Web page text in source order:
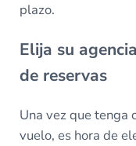
plazo.
Elija su
de reservas
Una vez que tenga
vuelo, es hora de